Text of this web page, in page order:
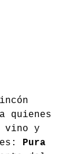
quienes
vino y
Pura